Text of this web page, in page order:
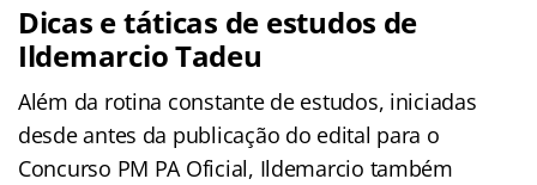
Dicas e táticas de estudos de
Ildemarcio Tadeu
Além da rotina constante de estudos, iniciadas
desde antes da publicação do edital para o
Concurso PM PA Oficial, Ildemarcio também